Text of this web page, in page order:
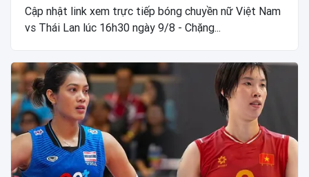
Cập nhật link xem trực tiếp bóng chuyền nữ Việt Nam
vs Thái Lan lúc 16h30 ngày 9/8 - Chặng...